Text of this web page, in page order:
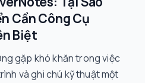
Cần Công Cụ
Biệt
gặp khó khăn trong việc
và ghi chú kỹ thuật một